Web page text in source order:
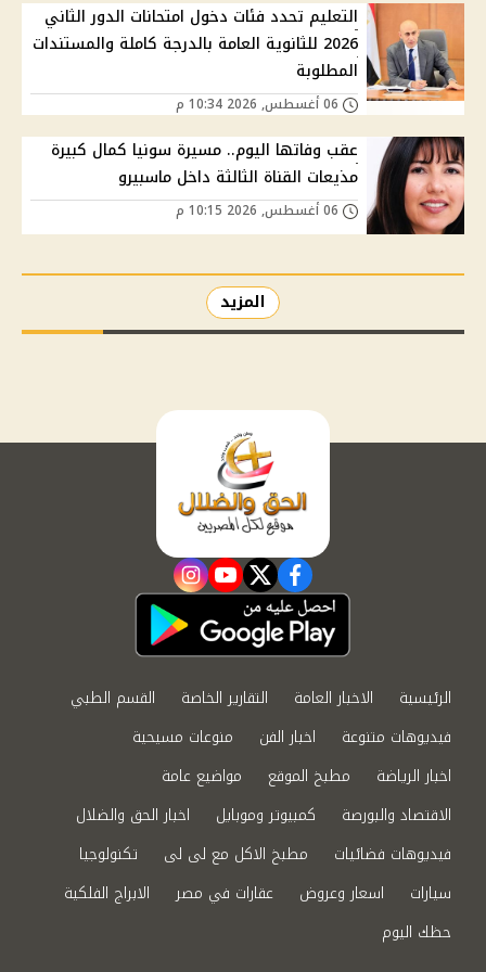
التعليم تحدد فئات دخول امتحانات الدور الثاني
2026 للثانوية العامة بالدرجة كاملة والمستندات
المطلوبة
عقب وفاتها اليوم.. مسيرة سونيا كمال كبيرة
مذيعات القناة الثالثة داخل ماسبيرو
المزيد
facebook
twitter
youtube
instagram
الرئيسية الاخبار العامة التقارير الخاصة
القسم الطبي
فيديوهات متنوعة
اخبار الفن
منوعات مسيحية
اخبار الرياضة
مطبخ الموقع
مواضيع عامة
الاقتصاد والبورصة
كمبيوتر وموبايل
اخبار الحق والضلال
فيديوهات فضائيات
مطبخ الاكل مع لى لى
تكنولوجيا
سيارات
اسعار وعروض عقارات في مصر
الابراج الفلكية
حظك اليوم